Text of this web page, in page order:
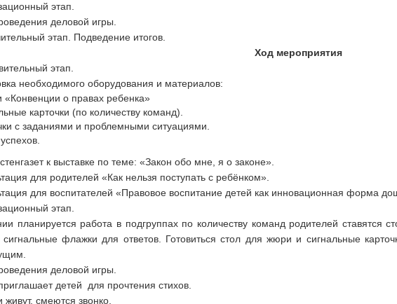
этап.
деловой игры.
этап. Подведение итогов.
Ход мероприятия
этап.
необходимого оборудования и материалов:
«Конвенции о правах ребенка»
карточки (по количеству команд).
с заданиями и проблемными ситуациями.
к выставке по теме: «Закон обо мне, я о законе».
для родителей «Как нельзя поступать с ребёнком».
для воспитателей «Правовое воспитание детей как инновационная форма
этап.
планируется работа в подгруппах по количеству команд родителей ставятся
сигнальные флажки для ответов. Готовиться стол для жюри и сигнальные
деловой игры.
детей для прочтения стихов.
живут, смеются звонко,